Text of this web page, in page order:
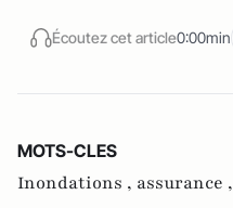
Écoutez cet article0:00min
MOTS-CLES
Inondations , assurance ,